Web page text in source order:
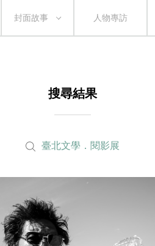
封面故事 人物專訪
搜尋結果
臺北文學．閱影展